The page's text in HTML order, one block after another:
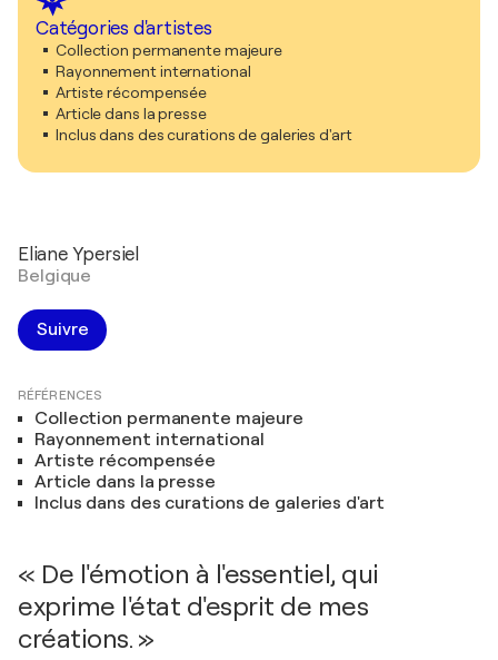
Catégories d'artistes
Collection permanente majeure
Rayonnement international
Artiste récompensée
Article dans la presse
Inclus dans des curations de galeries d'art
Eliane Ypersiel
Belgique
Suivre
RÉFÉRENCES
Collection permanente majeure
Rayonnement international
Artiste récompensée
Article dans la presse
Inclus dans des curations de galeries d'art
« De l'émotion à l'essentiel, qui
exprime l'état d'esprit de mes
créations. »